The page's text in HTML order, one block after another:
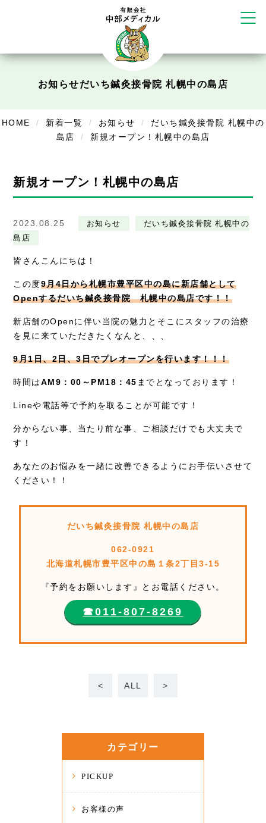
かえる堂鍼灸院 整骨院 うるま店 ウェルネス鍼灸院・接骨院 甲府千
塚店
リラクゼーション
ボディコンフォート Cure
デイサービスあやめ
在宅部門事務所
美容鍼・コルギ
症例別施術
採用情報
お知らせだいち鍼灸接骨院 札幌中の島店
HOME 新着一覧 お知らせ
だいち鍼灸接骨院 札幌中の
島店
新規オープン！札幌中の島店
新規オープン！札幌中の島店
2023.08.25 お知らせ
だいち鍼灸接骨院 札幌中の
島店
皆さんこんにちは！
この度9月4日から札幌市豊平区中の島に新店舗として
Openするだいち鍼灸接骨院 札幌中の島店です！！
新店舗のOpenに伴い当院の魅力とそこにスタッフの治療
を見に来ていただきたくなんと、、、
9月1日、2日、3日でプレオープンを行います！！！
時間はAM9：00～PM18：45 までとなっております！
Lineや電話等で予約を取ることが可能です！
分からない事、当たり前な事、ご相談だけでも大丈夫で
す！
あなたのお悩みを一緒に改善できるようにお手伝いさせて
ください！！
だいち鍼灸接骨院 札幌中の島店
062-0921
北海道札幌市豊平区中の島１条2丁目3-15
『予約をお願いします』とお電話ください。
☎︎011-807-8269
< ALL >
カテゴリー
PICKUP
お客様の声